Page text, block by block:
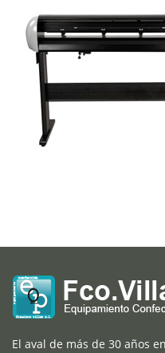
El aval de más de 30 años